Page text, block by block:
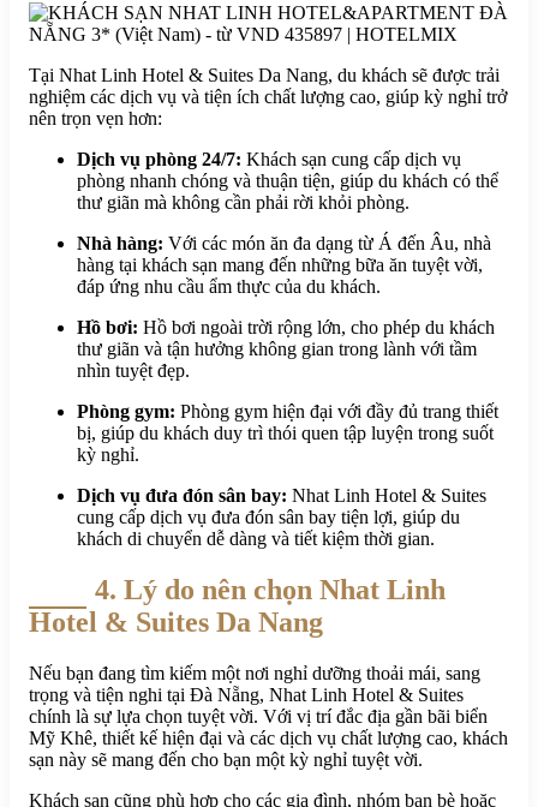
Tại Nhat Linh Hotel & Suites Da Nang, du khách sẽ được trải
nghiệm các dịch vụ và tiện ích chất lượng cao, giúp kỳ nghỉ trở
nên trọn vẹn hơn:
Dịch vụ phòng 24/7: Khách sạn cung cấp dịch vụ
phòng nhanh chóng và thuận tiện, giúp du khách có thể
thư giãn mà không cần phải rời khỏi phòng.
Nhà hàng: Với các món ăn đa dạng từ Á đến Âu, nhà
hàng tại khách sạn mang đến những bữa ăn tuyệt vời,
đáp ứng nhu cầu ẩm thực của du khách.
Hồ bơi: Hồ bơi ngoài trời rộng lớn, cho phép du khách
thư giãn và tận hưởng không gian trong lành với tầm
nhìn tuyệt đẹp.
Phòng gym: Phòng gym hiện đại với đầy đủ trang thiết
bị, giúp du khách duy trì thói quen tập luyện trong suốt
kỳ nghỉ.
Dịch vụ đưa đón sân bay: Nhat Linh Hotel & Suites
cung cấp dịch vụ đưa đón sân bay tiện lợi, giúp du
khách di chuyển dễ dàng và tiết kiệm thời gian.
4. Lý do nên chọn Nhat Linh
Hotel & Suites Da Nang
Nếu bạn đang tìm kiếm một nơi nghỉ dưỡng thoải mái, sang
trọng và tiện nghi tại Đà Nẵng, Nhat Linh Hotel & Suites
chính là sự lựa chọn tuyệt vời. Với vị trí đắc địa gần bãi biển
Mỹ Khê, thiết kế hiện đại và các dịch vụ chất lượng cao, khách
sạn này sẽ mang đến cho bạn một kỳ nghỉ tuyệt vời.
Khách sạn cũng phù hợp cho các gia đình, nhóm bạn bè hoặc